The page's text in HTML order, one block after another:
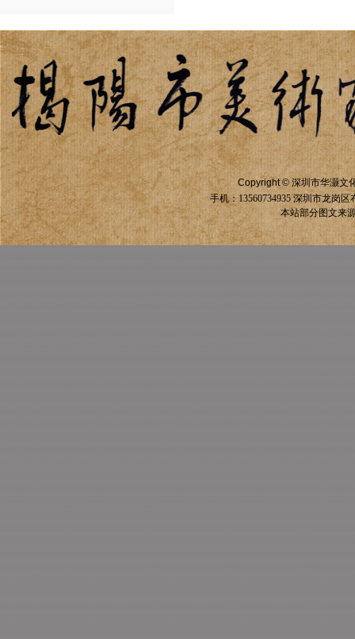
Copyright © 深圳市华灏文
手机：13560734935 深圳市龙岗区
本站部分图文来